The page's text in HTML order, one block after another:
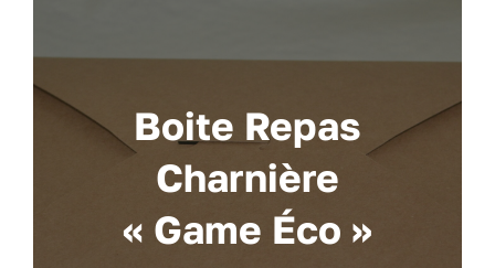
Boite Repas
Charnière
« Game Éco »